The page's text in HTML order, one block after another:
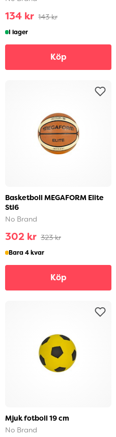
134 kr 143 kr
I lager
Köp
Basketboll MEGAFORM Elite
Stl6
No Brand
302 kr 323 kr
Bara 4 kvar
Köp
Mjuk fotboll 19 cm
No Brand